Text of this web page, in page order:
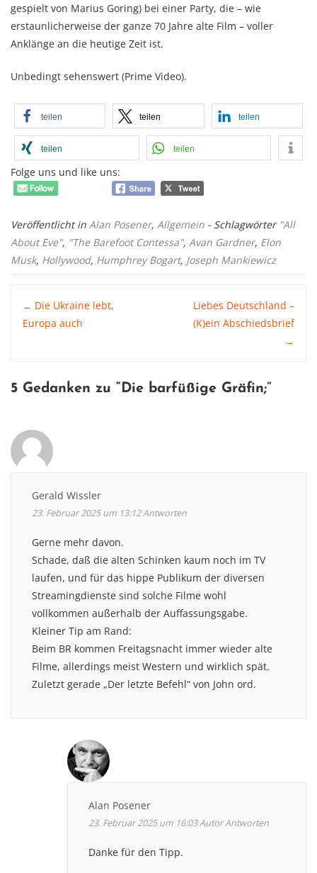
gespielt von Marius Goring) bei einer Party, die – wie
erstaunlicherweise der ganze 70 Jahre alte Film – voller
Anklänge an die heutige Zeit ist.
Unbedingt sehenswert (Prime Video).
teilen teilen teilen
teilen teilen
Folge uns und like uns:
Veröffentlicht in Alan Posener, Allgemein - Schlagwörter "All
About Eve", "The Barefoot Contessa", Avan Gardner, Elon
Musk, Hollywood, Humphrey Bogart, Joseph Mankiewicz
Post
← Die Ukraine lebt,
Europa auch
Liebes Deutschland –
(K)ein Abschiedsbrief
→
5 Gedanken zu “ Die barfüßige Gräfin;”
Gerald Wissler
23. Februar 2025 um 13:12Antworten
Gerne mehr davon.
Schade, daß die alten Schinken kaum noch im TV
laufen, und für das hippe Publikum der diversen
Streamingdienste sind solche Filme wohl
vollkommen außerhalb der Auffassungsgabe.
Kleiner Tip am Rand:
Beim BR kommen Freitagsnacht immer wieder alte
Filme, allerdings meist Western und wirklich spät.
Zuletzt gerade „Der letzte Befehl“ von John ord.
Alan Posener
23. Februar 2025 um 16:03AutorAntworten
Danke für den Tipp.